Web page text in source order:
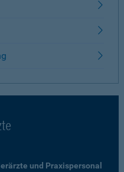
und Praxispersonal